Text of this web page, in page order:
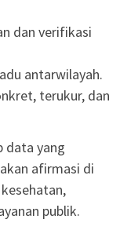
dan verifikasi
antarwilayah.
terukur, dan
data yang
afirmasi di
publik.